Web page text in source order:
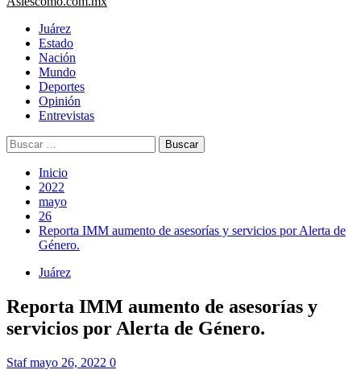
Juárez
Estado
Nación
Mundo
Deportes
Opinión
Entrevistas
Buscar:
Inicio
2022
mayo
26
Reporta IMM aumento de asesorías y servicios por Alerta de
Género.
Juárez
Reporta IMM aumento de asesorías y
servicios por Alerta de Género.
Stafmayo 26, 2022 0